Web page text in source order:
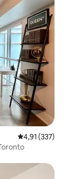
Note
4,91 (337)